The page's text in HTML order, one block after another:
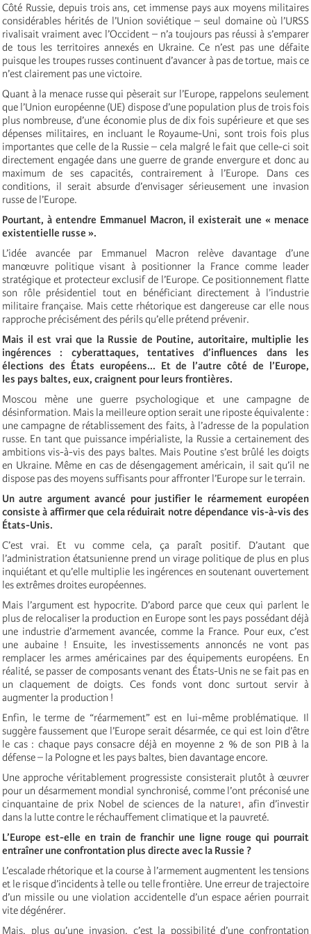
Côté Russie, depuis trois ans, cet immense pays aux moyens militaires
considérables hérités de l’Union soviétique – seul domaine où l’URSS
rivalisait vraiment avec l’Occident – n’a toujours pas réussi à s’emparer
de tous les territoires annexés en Ukraine. Ce n’est pas une défaite
puisque les troupes russes continuent d’avancer à pas de tortue, mais ce
n’est clairement pas une victoire.
Quant à la menace russe qui pèserait sur l’Europe, rappelons seulement
que l’Union européenne (UE) dispose d’une population plus de trois fois
plus nombreuse, d’une économie plus de dix fois supérieure et que ses
dépenses militaires, en incluant le Royaume-Uni, sont trois fois plus
importantes que celle de la Russie – cela malgré le fait que celle-ci soit
directement engagée dans une guerre de grande envergure et donc au
maximum de ses capacités, contrairement à l’Europe. Dans ces
conditions, il serait absurde d’envisager sérieusement une invasion
russe de l’Europe.
Pourtant, à entendre Emmanuel Macron, il existerait une « menace
existentielle russe ».
L’idée avancée par Emmanuel Macron relève davantage d’une
manœuvre politique visant à positionner la France comme leader
stratégique et protecteur exclusif de l’Europe. Ce positionnement flatte
son rôle présidentiel tout en bénéficiant directement à l’industrie
militaire française. Mais cette rhétorique est dangereuse car elle nous
rapproche précisément des périls qu’elle prétend prévenir.
Mais il est vrai que la Russie de Poutine, autoritaire, multiplie les
ingérences : cyberattaques, tentatives d’influences dans les
élections des États européens... Et de l’autre côté de l’Europe,
les pays baltes, eux, craignent pour leurs frontières.
Moscou mène une guerre psychologique et une campagne de
désinformation. Mais la meilleure option serait une riposte équivalente :
une campagne de rétablissement des faits, à l’adresse de la population
russe. En tant que puissance impérialiste, la Russie a certainement des
ambitions vis-à-vis des pays baltes. Mais Poutine s’est brûlé les doigts
en Ukraine. Même en cas de désengagement américain, il sait qu’il ne
dispose pas des moyens suffisants pour affronter l’Europe sur le terrain.
Un autre argument avancé pour justifier le réarmement européen
consiste à affirmer que cela réduirait notre dépendance vis-à-vis des
États-Unis.
C’est vrai. Et vu comme cela, ça paraît positif. D’autant que
l’administration étatsunienne prend un virage politique de plus en plus
inquiétant et qu’elle multiplie les ingérences en soutenant ouvertement
les extrêmes droites européennes.
Mais l’argument est hypocrite. D’abord parce que ceux qui parlent le
plus de relocaliser la production en Europe sont les pays possédant déjà
une industrie d’armement avancée, comme la France. Pour eux, c’est
une aubaine ! Ensuite, les investissements annoncés ne vont pas
remplacer les armes américaines par des équipements européens. En
réalité, se passer de composants venant des États-Unis ne se fait pas en
un claquement de doigts. Ces fonds vont donc surtout servir à
augmenter la production !
Enfin, le terme de “réarmement” est en lui-même problématique. Il
suggère faussement que l’Europe serait désarmée, ce qui est loin d’être
le cas : chaque pays consacre déjà en moyenne 2 % de son PIB à la
défense – la Pologne et les pays baltes, bien davantage encore.
Une approche véritablement progressiste consisterait plutôt à œuvrer
pour un désarmement mondial synchronisé, comme l’ont préconisé une
cinquantaine de prix Nobel de sciences de la nature1, afin d’investir
dans la lutte contre le réchauffement climatique et la pauvreté.
L’Europe est-elle en train de franchir une ligne rouge qui pourrait
entraîner une confrontation plus directe avec la Russie ?
L’escalade rhétorique et la course à l’armement augmentent les tensions
et le risque d’incidents à telle ou telle frontière. Une erreur de trajectoire
d’un missile ou une violation accidentelle d’un espace aérien pourrait
vite dégénérer.
Mais, plus qu’une invasion, c’est la possibilité d’une confrontation